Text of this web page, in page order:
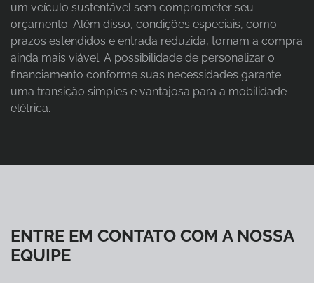
um veículo sustentável sem comprometer seu
orçamento. Além disso, condições especiais, como
prazos estendidos e entrada reduzida, tornam a compra
ainda mais viável. A possibilidade de personalizar o
financiamento conforme suas necessidades garante
uma transição simples e vantajosa para a mobilidade
elétrica.
ENTRE EM CONTATO COM A NOSSA
EQUIPE